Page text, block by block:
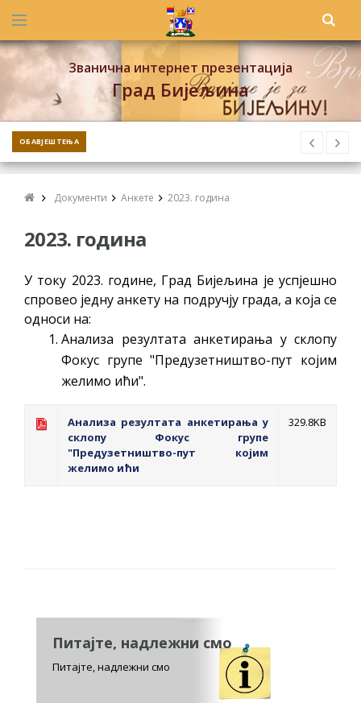
Званична интернет презентација
Град Бијељина
ОБАВЈЕШТЕЊА
Документи Анкете 2023. година
2023. година
У току 2023. године, Град Бијељина је успјешно
спровео једну анкету на подручју града, а која се
односи на:
Анализа резултата анкетирања у склопу
Фокус групе "Предузетништво-пут којим
желимо ићи".
Анализа резултата анкетирања у
склопу Фокус групе
"Предузетништво-пут којим
желимо ићи
329.8KB
Питајте, надлежни смо
Питајте, надлежни смо